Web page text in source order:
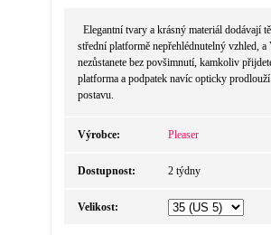
Elegantní tvary a krásný materiál dodávají
střední platformě nepřehlédnutelný vzhled,
nezůstanete bez povšimnutí, kamkoliv
platforma a podpatek navíc opticky
postavu.
Výrobce: Pleaser
Dostupnost: 2 týdny
Velikost: